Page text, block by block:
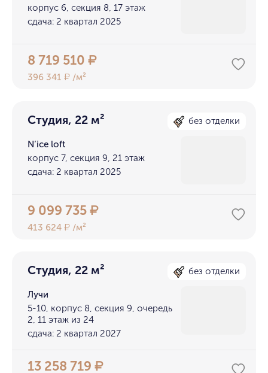
корпус 6, секция 8, 17 этаж
сдача: 2 квартал 2025
8 719 510₽
396 341₽ /м²
Студия, 22 м² без отделки
N’ice loft
корпус 7, секция 9, 21 этаж
сдача: 2 квартал 2025
9 099 735₽
413 624₽ /м²
Студия, 22 м² без отделки
Лучи
5-10, корпус 8, секция 9, очередь
2, 11 этаж из 24
сдача: 2 квартал 2027
13 258 719₽